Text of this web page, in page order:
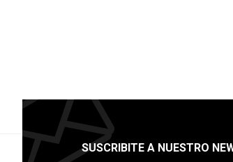
SUSCRIBITE A NUESTRO